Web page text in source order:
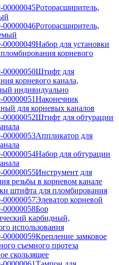
00000045Роторасширитель,
00000046Роторасширитель,
00000049Набор для установки
корневого
00000050Штифт для
корневого канала,
индивидуально
00000051Наконечник
для корневых каналов
00000052Штифт для обтурации
00000053Аппликатор для
00000054Набор для обтурации
00000055Инструмент для
резьбы в корневом канале
штифта для пломбирования
00000057Элеватор корневой
00000058Бор
карбидный,
использования
00000059Крепление замковое
съемного протеза
скользящее